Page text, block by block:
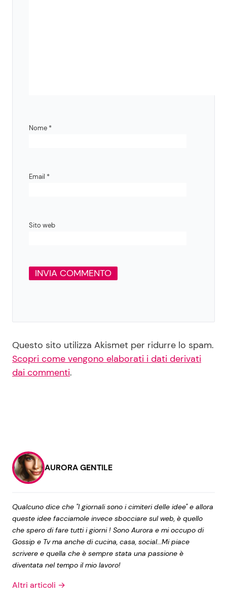
Nome *
Email *
Sito web
Questo sito utilizza Akismet per ridurre lo spam.
Scopri come vengono elaborati i dati derivati
dai commenti.
AURORA GENTILE
Qualcuno dice che "I giornali sono i cimiteri delle idee" e allora
queste idee facciamole invece sbocciare sul web, è quello
che spero di fare tutti i giorni ! Sono Aurora e mi occupo di
Gossip e Tv ma anche di cucina, casa, social...Mi piace
scrivere e quella che è sempre stata una passione è
diventata nel tempo il mio lavoro!
Altri articoli →